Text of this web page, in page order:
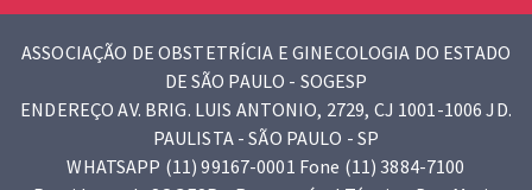
ASSOCIAÇÃO DE OBSTETRÍCIA E GINECOLOGIA DO ESTADO
DE SÃO PAULO - SOGESP
ENDEREÇO AV. BRIG. LUIS ANTONIO, 2729, CJ 1001-1006 JD.
PAULISTA - SÃO PAULO - SP
WHATSAPP (11) 99167-0001 Fone (11) 3884-7100